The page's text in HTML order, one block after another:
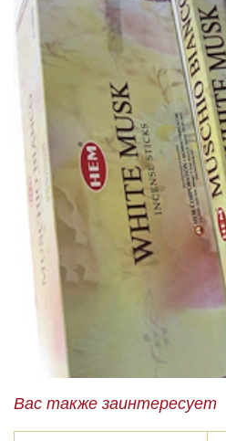
Вас также заинтересует